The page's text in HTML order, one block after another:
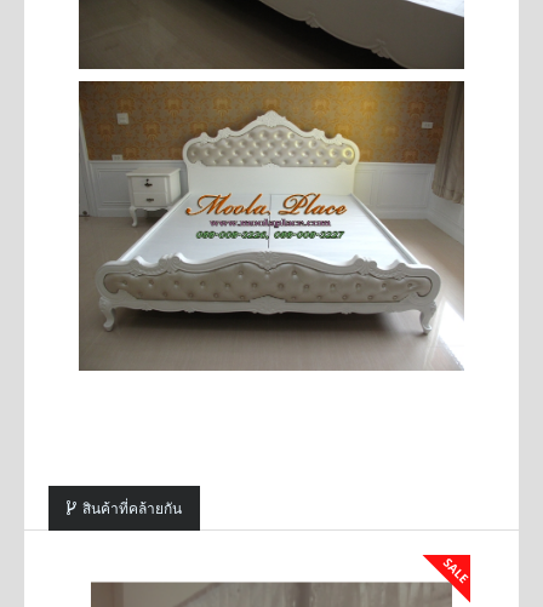
สินค้าที่คล้ายกัน
SALE